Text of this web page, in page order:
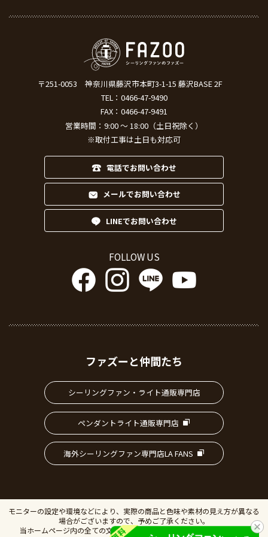
〒251-0053
神奈川県藤沢市本町3-1-15 藤沢BASE 2F
TEL： 0466-47-9490
FAX：0466-47-9491
営業時間：9:00 ～ 18:00（土日祝除く）
※取付工事は土日も対応可
電話でお問い合わせ
メールでお問い合わせ
LINEでお問い合わせ
FOLLOW US
ファズーと仲間たち
シーリングファン・ライト通販専門店
ペンダントライト通販専門店
海外シーリングファン専門店LA FANS
モニターの設定や環境などにより、実際の商品と色味や素材の見え方が異なる
場合がございますので、予めご了承ください。
当ホームページ内の全ての文書、画像の無断転載・複製を禁止します。